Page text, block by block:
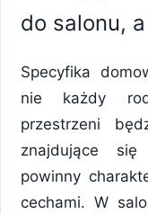
do salonu,
Specyfika
nie każdy
przestrzeni
znajdujące się
powinny
cechami. W